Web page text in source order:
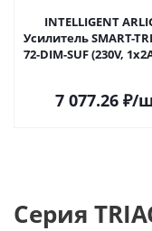
INTELLIGENT
Усилитель SMART-
72-DIM-SUF (230V,
7 077.26₽/
Серия